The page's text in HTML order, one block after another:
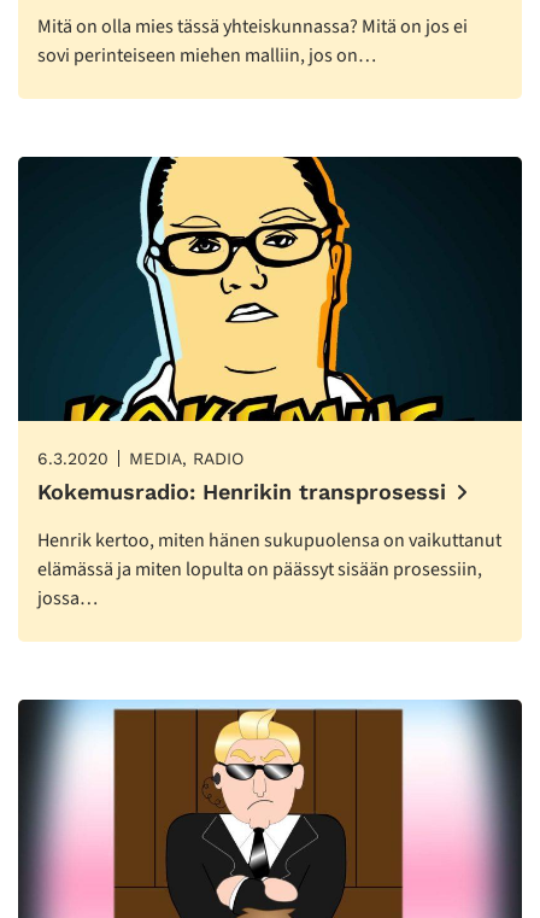
Mitä on olla mies tässä yhteiskunnassa? Mitä on jos ei
sovi perinteiseen miehen malliin, jos on…
6.3.2020 MEDIA, RADIO
Kokemusradio: Henrikin transprosessi
Henrik kertoo, miten hänen sukupuolensa on vaikuttanut
elämässä ja miten lopulta on päässyt sisään prosessiin,
jossa…